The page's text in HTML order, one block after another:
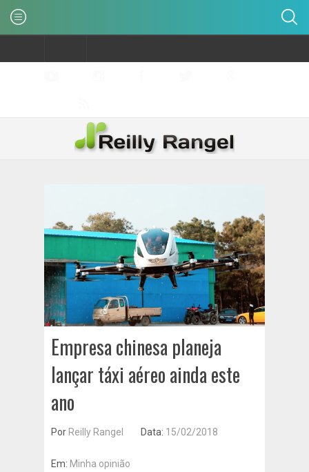
Empresa chinesa planeja
lançar táxi aéreo ainda este
ano
Por Reilly Rangel Data: 15/02/2018
Em: Minha opinião